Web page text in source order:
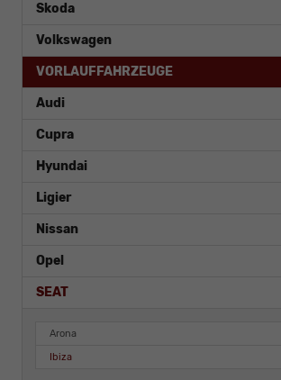
Skoda
Volkswagen
VORLAUFFAHRZEUGE
Audi
Cupra
Hyundai
Ligier
Nissan
Opel
SEAT
Arona
Ibiza